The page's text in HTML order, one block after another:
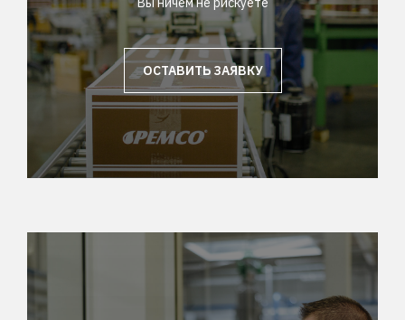
ОСТАВИТЬ ЗАЯВКУ